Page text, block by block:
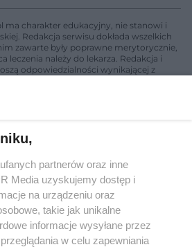
ma charakter edukacyjny, nie stanowi i
Redakcja serwisu dokłada wszelkich
zawarte były poprawne merytorycznie,
leczenia należy do lekarza. Redakcja i
odpowiedzialności wynikającej z
polegającej na udzielaniu
art. 3 ust 1 ustawy o
w serwisie nie może być powielany i
rozpowszechniany w jakikolwiek sposób
lub mechaniczny) na jakimkolwiek polu
formie, włącznie z umieszczaniem w
właściciela praw. Jakiekolwiek użycie
w całości lub w części z naruszeniem
jest zabronione pod groźbą kary i
partnerów oraz inne
Media uzyskujemy dostęp i
na urządzeniu oraz
takie jak unikalne
informacje wysyłane przez
w celu zapewniania